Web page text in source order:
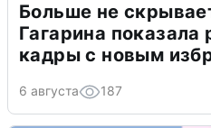
Больше не
Гагарина
кадры с новым
6 августа 187